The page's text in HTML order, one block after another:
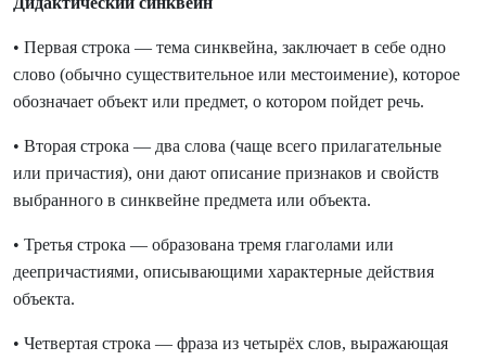
• Первая строка — тема синквейна, заключает в себе одно
слово (обычно существительное или местоимение), которое
обозначает объект или предмет, о котором пойдет речь.
• Вторая строка — два слова (чаще всего прилагательные
или причастия), они дают описание признаков и свойств
выбранного в синквейне предмета или объекта.
• Третья строка — образована тремя глаголами или
деепричастиями, описывающими характерные действия
объекта.
• Четвертая строка — фраза из четырёх слов, выражающая